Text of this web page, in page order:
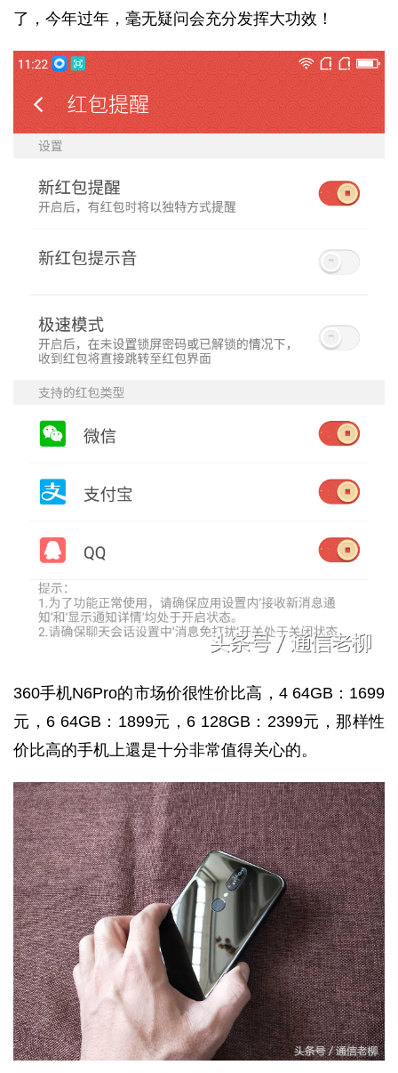
了，今年过年，毫无疑问会充分发挥大功效！
360手机N6Pro的市场价很性价比高，4 64GB：1699
元，6 64GB：1899元，6 128GB：2399元，那样性
价比高的手机上還是十分非常值得关心的。